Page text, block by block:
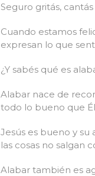
Seguro gritás,
Cuando estamos
expresan lo que
¿Y sabés qué es
Alabar nace de
todo lo bueno que Él
Jesús es bueno y su
las cosas no salgan
Alabar también es